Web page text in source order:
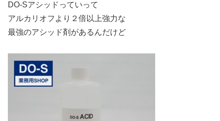
DO-Sアシッドっていって
アルカリオフより２倍以上強力な
最強のアシッド剤があるんだけど